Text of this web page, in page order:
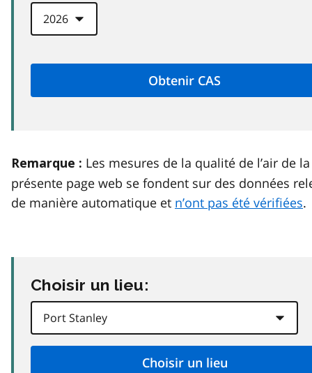
Remarque : Les mesures de la qualité de l’air de la
présente page web se fondent sur des données
de manière automatique et n’ont pas été vérifiées.
Choisir un lieu: